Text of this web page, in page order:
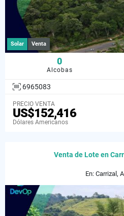
Solar Venta
0
Alcobas
6965083
PRECIO VENTA
US$152,416
Dólares Americanos
Venta de Lote en
En: Carrizal,